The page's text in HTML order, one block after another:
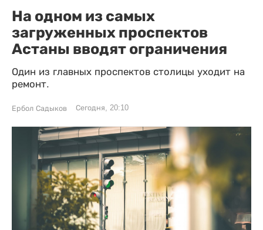
На одном из самых
загруженных проспектов
Астаны вводят ограничения
Один из главных проспектов столицы уходит на
ремонт.
Ербол Садыков Сегодня, 20:10